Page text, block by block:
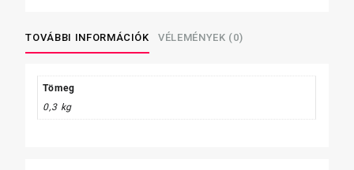
mennyiség
TOVÁBBI INFORMÁCIÓK VÉLEMÉNYEK (0)
Tömeg
0,3 kg